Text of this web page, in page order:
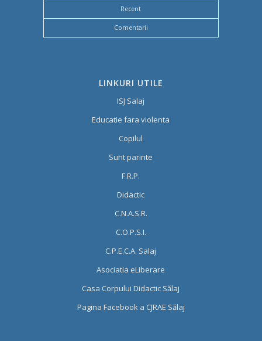
Recent
Comentarii
LINKURI UTILE
ISJ Salaj
Educatie fara violenta
Copilul
Sunt parinte
F.R.P.
Didactic
C.N.A.S.R.
C.O.P.S.I.
C.P.E.C.A. Salaj
Asociatia eLiberare
Casa Corpului Didactic Sălaj
Pagina Facebook a CJRAE Sălaj